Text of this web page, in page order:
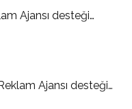
Ajansı desteği…
Ajansı desteği…